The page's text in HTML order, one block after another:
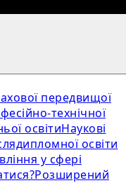
передвищої
технічної
освітиНаукові
освіти
у сфері
Розширений